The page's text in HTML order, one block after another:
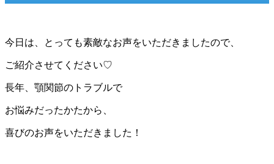
今日は、とっても素敵なお声をいただきましたので、
ご紹介させてください♡
長年、顎関節のトラブルで
お悩みだったかたから、
喜びのお声をいただきました！